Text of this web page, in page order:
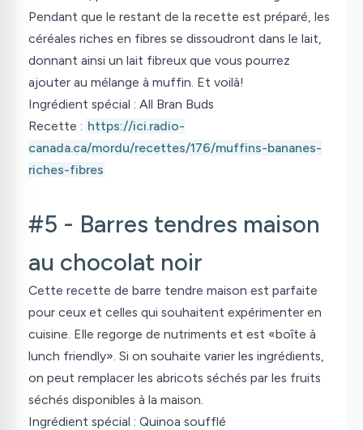
Pendant que le restant de la recette est préparé, les
céréales riches en fibres se dissoudront dans le lait,
donnant ainsi un lait fibreux que vous pourrez
ajouter au mélange à muffin. Et voilà!
Ingrédient spécial : All Bran Buds
Recette : https://ici.radio-
canada.ca/mordu/recettes/176/muffins-bananes-
riches-fibres
#5 - Barres tendres maison
au chocolat noir
Cette recette de barre tendre maison est parfaite
pour ceux et celles qui souhaitent expérimenter en
cuisine. Elle regorge de nutriments et est «boîte à
lunch friendly». Si on souhaite varier les ingrédients,
on peut remplacer les abricots séchés par les fruits
séchés disponibles à la maison.
Ingrédient spécial : Quinoa soufflé